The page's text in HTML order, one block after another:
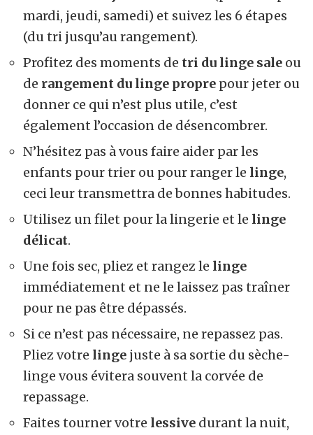
mardi, jeudi, samedi) et suivez les 6 étapes
(du tri jusqu’au rangement).
Profitez des moments de tri du linge sale ou
de rangement du linge propre pour jeter ou
donner ce qui n’est plus utile, c’est
également l’occasion de désencombrer.
N’hésitez pas àvous faire aider par les
enfants pour trier ou pour ranger le linge,
ceci leur transmettra de bonnes habitudes.
Utilisez un filet pour la lingerie et le linge
délicat.
Une fois sec, pliez et rangez le linge
immédiatement et ne le laissez pas traîner
pour ne pas être dépassés.
Si ce n’est pas nécessaire, ne repassez pas.
Pliez votre linge juste à sa sortie du sèche-
linge vous évitera souvent la corvée de
repassage.
Faites tourner votre lessive durant la nuit,